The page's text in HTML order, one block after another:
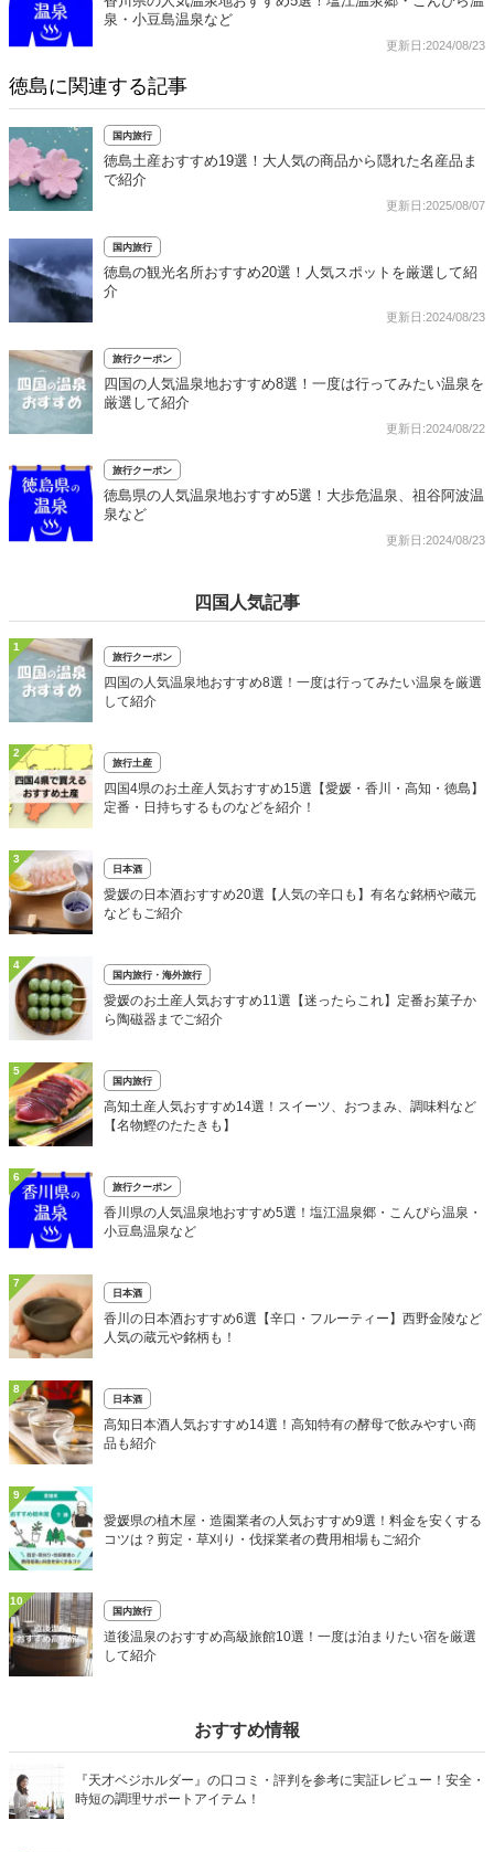
泉・小豆島温泉など
更新日:2024/08/23
徳島に関連する記事
国内旅行
徳島土産おすすめ19選！大人気の商品から隠れた名産品ま
で紹介
更新日:2025/08/07
国内旅行
徳島の観光名所おすすめ20選！人気スポットを厳選して紹
介
更新日:2024/08/23
旅行クーポン
四国の人気温泉地おすすめ8選！一度は行ってみたい温泉を
厳選して紹介
更新日:2024/08/22
旅行クーポン
徳島県の人気温泉地おすすめ5選！大歩危温泉、祖谷阿波温
泉など
更新日:2024/08/23
四国人気記事
1
旅行クーポン
四国の人気温泉地おすすめ8選！一度は行ってみたい温泉を厳選
して紹介
2
旅行土産
四国4県のお土産人気おすすめ15選【愛媛・香川・高知・徳島】
定番・日持ちするものなどを紹介！
3
日本酒
愛媛の日本酒おすすめ20選【人気の辛口も】有名な銘柄や蔵元
などもご紹介
4
国内旅行・海外旅行
愛媛のお土産人気おすすめ11選【迷ったらこれ】定番お菓子か
ら陶磁器までご紹介
5
国内旅行
高知土産人気おすすめ14選！スイーツ、おつまみ、調味料など
【名物鰹のたたきも】
6
旅行クーポン
香川県の人気温泉地おすすめ5選！塩江温泉郷・こんぴら温泉・
小豆島温泉など
7
日本酒
香川の日本酒おすすめ6選【辛口・フルーティー】西野金陵など
人気の蔵元や銘柄も！
8
日本酒
高知日本酒人気おすすめ14選！高知特有の酵母で飲みやすい商
品も紹介
9
愛媛県の植木屋・造園業者の人気おすすめ9選！料金を安くする
コツは？剪定・草刈り・伐採業者の費用相場もご紹介
10
国内旅行
道後温泉のおすすめ高級旅館10選！一度は泊まりたい宿を厳選
して紹介
おすすめ情報
『天才ベジホルダー』の口コミ・評判を参考に実証レビュー！安全・
時短の調理サポートアイテム！